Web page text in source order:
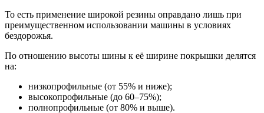
То есть применение широкой резины оправдано лишь при
преимущественном использовании машины в условиях
бездорожья.
По отношению высоты шины к её ширине покрышки делятся
на:
низкопрофильные (от 55% и ниже);
высокопрофильные (до 60–75%);
полнопрофильные (от 80% и выше).